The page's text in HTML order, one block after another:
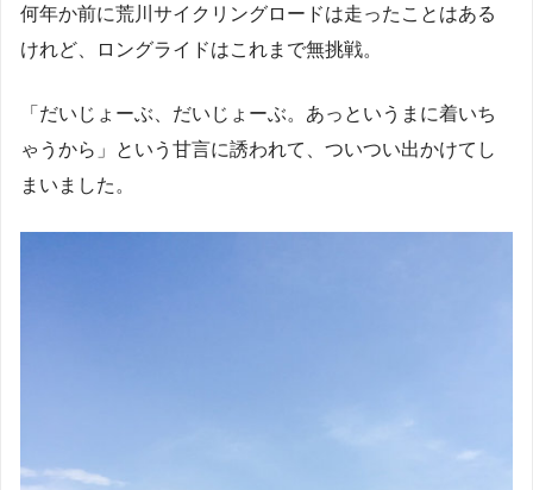
何年か前に荒川サイクリングロードは走ったことはある
けれど、ロングライドはこれまで無挑戦。
「だいじょーぶ、だいじょーぶ。あっというまに着いち
ゃうから」という甘言に誘われて、ついつい出かけてし
まいました。